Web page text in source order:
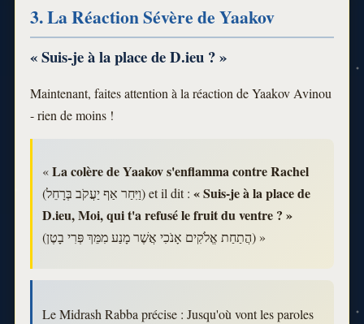
3. La Réaction Sévère de Yaakov
« Suis-je à la place de D.ieu ? »
Maintenant, faites attention à la réaction de Yaakov Avinou
- rien de moins !
«La colère de Yaakov s'enflamma contre Rachel
(וַיִּחַר אַף יַעֲקֹב בְּרָחֵל) et il dit : « Suis-je à la place de
D.ieu, Moi, qui t'a refusé le fruit du ventre ? »
(הֲתַחַת אֱלֹקִים אָנֹכִי אֲשֶׁר מָנַע מִמֵּךְ פְּרִי בָטֶן) »
Le Midrash Rabba précise : Jusqu'où vont les paroles